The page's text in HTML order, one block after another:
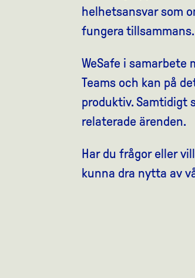
helhetsansvar som
fungera tillsammans.
WeSafe i samarbete
Teams och kan på
produktiv. Samtidigt
relaterade ärenden.
Har du frågor eller
kunna dra nytta av